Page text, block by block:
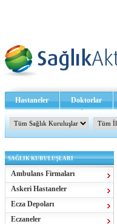
Hastaneler Doktorlar
Sağlık TV - Video İletişim
SAĞLIK KURULUŞLARI
Ambulans Firmaları
Askeri Hastaneler
Ecza Depoları
Eczaneler